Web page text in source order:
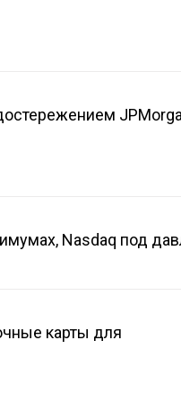
Nasdaq под
карты для